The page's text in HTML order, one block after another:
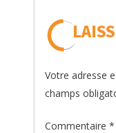
Votre adresse
champs
Commentaire *